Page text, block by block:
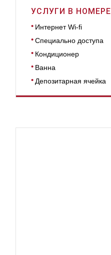
УСЛУГИ В НОМЕРЕ
Интернет Wi-fi
Специально доступа
Кондиционер
Ванна
Депозитарная ячейка